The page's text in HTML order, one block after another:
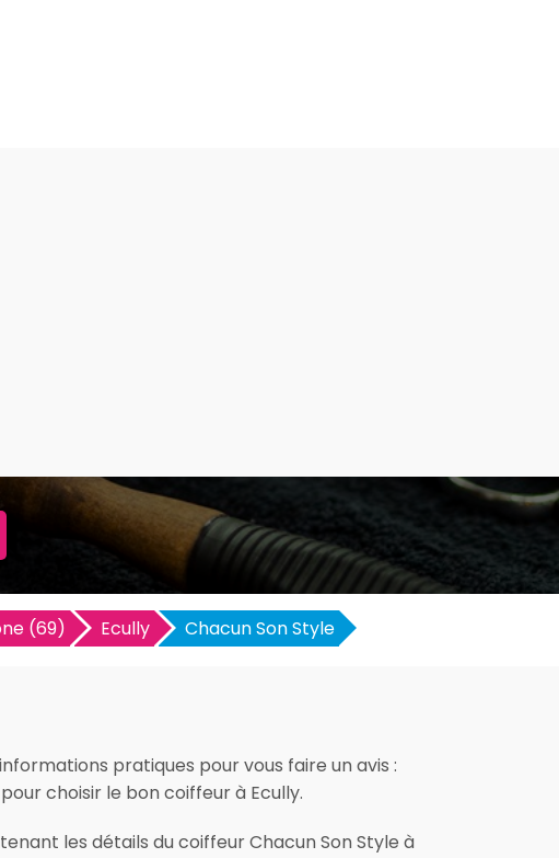
(69) Ecully Chacun Son Style
pratiques pour vous faire un avis :
choisir le bon coiffeur à Ecully.
les détails du coiffeur Chacun Son Style à